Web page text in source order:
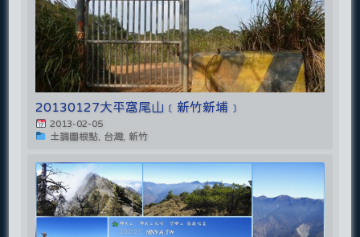
20130127大平窩尾山﹝新竹新埔﹞
2013-02-05
土調圖根點, 台灣, 新竹